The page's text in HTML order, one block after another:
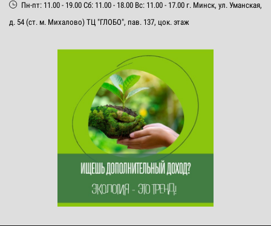
Пн-пт: 11.00 - 19.00 Сб: 11.00 - 18.00 Вс: 11.00 - 17.00 г. Минск, ул. Уманская,
д. 54 (ст. м. Михалово) ТЦ "ГЛОБО", пав. 137, цок. этаж